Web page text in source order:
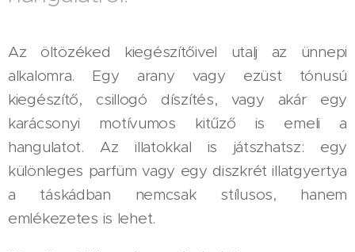
Az öltözéked kiegészítőivel utalj az ünnepi
alkalomra. Egy arany vagy ezüst tónusú
kiegészítő, csillogó díszítés, vagy akár egy
karácsonyi motívumos kitűző is emeli a
hangulatot. Az illatokkal is játszhatsz: egy
különleges parfüm vagy egy diszkrét illatgyertya
a táskádban nemcsak stílusos, hanem
emlékezetes is lehet.